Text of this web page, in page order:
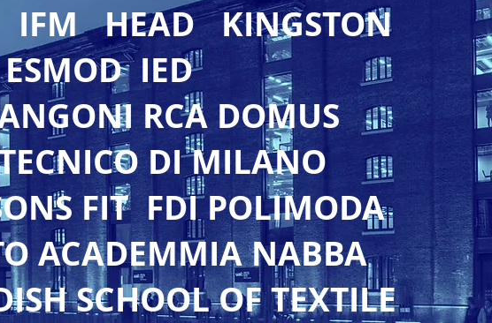
IFM HEAD KINGSTON
IED
RCA DOMUS
DI MILANO
FIT FDI POLIMODA
ACADEMMIA NABBA
SCHOOL OF TEXTILE